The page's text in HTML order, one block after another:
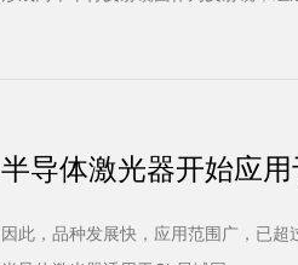
半导体激光器开始应
因此，品种发展快，应用范围广，已